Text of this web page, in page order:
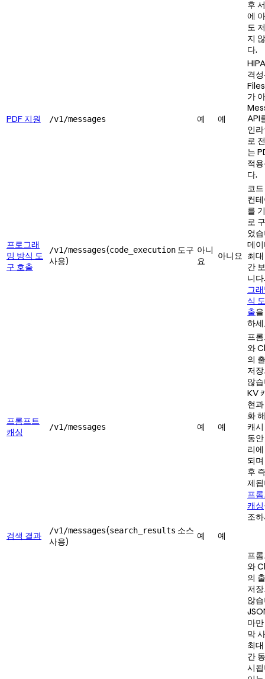
후
에
도
지
다.
PDF 지원 /v1/messages 예 예
격
가
API
인
로
는
적
다.
프로그래
밍 방식 도
구 호출
/v1/messages(code_execution 도구
사용)
아니
요
아니요
코
컨
를
로
었
데
최
간
니
그
식
출
하
프롬프트
캐싱
/v1/messages 예 예
프
와
의
저
않
KV
현
화
캐
동
리
되
후
제
프
캐싱
조
검색 결과
/v1/messages(search_results 소스
사용)
예 예
프
와
의
저
않
마
막
최
간
시